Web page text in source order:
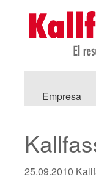
Empresa
25.09.2010